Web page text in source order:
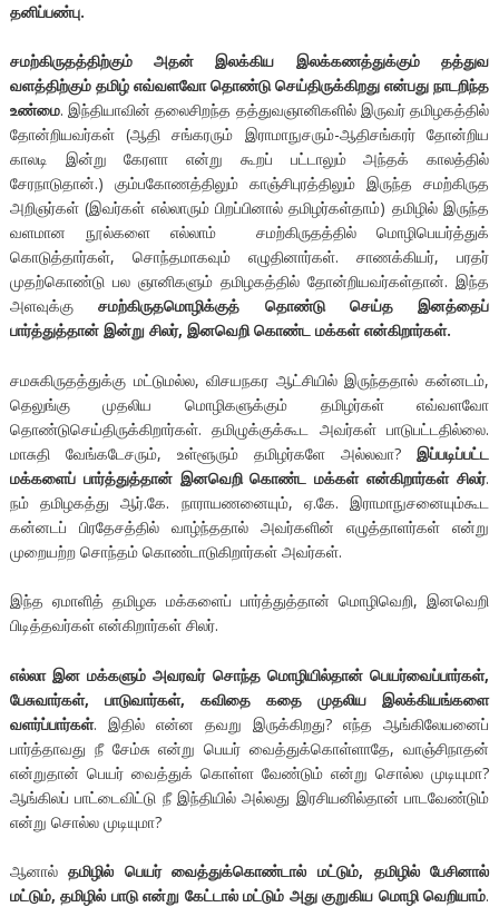
தனிப்பண்பு.
சமற்கிருதத்திற்கும் அதன் இலக்கிய இலக்கணத்துக்கும் தத்துவ
வளத்திற்கும் தமிழ் எவ்வளவோ தொண்டு செய்திருக்கிறது என்பது நாடறிந்த
உண்மை. இந்தியாவின் தலைசிறந்த தத்துவஞானிகளில் இருவர் தமிழகத்தில்
தோன்றியவர்கள் (ஆதி சங்கரரும் இராமாநுசரும்-ஆதிசங்கரர் தோன்றிய
காலடி இன்று கேரளா என்று கூறப் பட்டாலும் அந்தக் காலத்தில்
சேரநாடுதான்.) கும்பகோணத்திலும் காஞ்சிபுரத்திலும் இருந்த சமற்கிருத
அறிஞர்கள் (இவர்கள் எல்லாரும் பிறப்பினால் தமிழர்கள்தாம்) தமிழில் இருந்த
வளமான நூல்களை எல்லாம் சமற்கிருதத்தில் மொழிபெயர்த்துக்
கொடுத்தார்கள், சொந்தமாகவும் எழுதினார்கள். சாணக்கியர், பரதர்
முதற்கொண்டு பல ஞானிகளும் தமிழகத்தில் தோன்றியவர்கள்தான். இந்த
அளவுக்குசமற்கிருதமொழிக்குத் தொண்டு செய்த இனத்தைப்
பார்த்துத்தான் இன்று சிலர், இனவெறி கொண்ட மக்கள் என்கிறார்கள்.
சமசுகிருதத்துக்கு மட்டுமல்ல, விசயநகர ஆட்சியில் இருந்ததால் கன்னடம்,
தெலுங்கு முதலிய மொழிகளுக்கும் தமிழர்கள் எவ்வளவோ
தொண்டுசெய்திருக்கிறார்கள். தமிழுக்குக்கூட அவர்கள் பாடுபட்டதில்லை.
மாசுதி வேங்கடேசரும், உள்ளூரும் தமிழர்களே அல்லவா?இப்படிப்பட்ட
மக்களைப் பார்த்துத்தான் இனவெறி கொண்ட மக்கள் என்கிறார்கள் சிலர்.
நம் தமிழகத்து ஆர்.கே. நாராயணனையும், ஏ.கே. இராமாநுசனையும்கூட
கன்னடப் பிரதேசத்தில் வாழ்ந்ததால் அவர்களின் எழுத்தாளர்கள் என்று
முறையற்ற சொந்தம் கொண்டாடுகிறார்கள் அவர்கள்.
இந்த ஏமாளித் தமிழக மக்களைப் பார்த்துத்தான் மொழிவெறி, இனவெறி
பிடித்தவர்கள் என்கிறார்கள் சிலர்.
எல்லா இன மக்களும் அவரவர் சொந்த மொழியில்தான் பெயர்வைப்பார்கள்,
பேசுவார்கள், பாடுவார்கள், கவிதை கதை முதலிய இலக்கியங்களை
வளர்ப்பார்கள். இதில் என்ன தவறு இருக்கிறது? எந்த ஆங்கிலேயனைப்
பார்த்தாவது நீ சேம்சு என்று பெயர் வைத்துக்கொள்ளாதே, வாஞ்சிநாதன்
என்றுதான் பெயர் வைத்துக் கொள்ள வேண்டும் என்று சொல்ல முடியுமா?
ஆங்கிலப் பாட்டைவிட்டு நீ இந்தியில் அல்லது இரசியனில்தான் பாடவேண்டும்
என்று சொல்ல முடியுமா?
ஆனால்தமிழில் பெயர் வைத்துக்கொண்டால் மட்டும், தமிழில் பேசினால்
மட்டும், தமிழில் பாடு என்று கேட்டால் மட்டும் அது குறுகிய மொழி வெறியாம்.